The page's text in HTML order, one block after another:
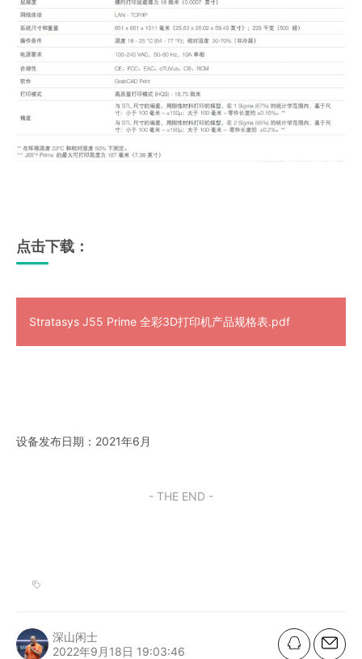
点击下载：
Stratasys J55 Prime 全彩3D打印机产品规格表.pdf
设备发布日期：2021年6月
- THE END -
深山闲士
2022年9月18日 19:03:46